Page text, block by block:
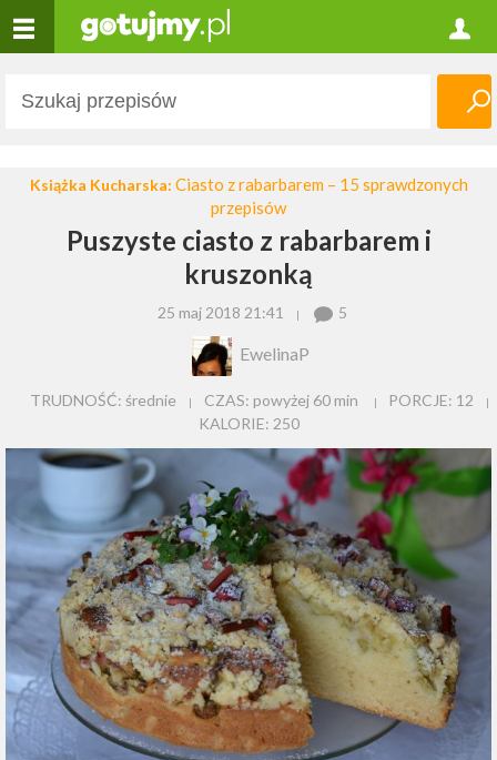
Książka Kucharska: Ciasto z rabarbarem – 15 sprawdzonych
przepisów
Puszyste ciasto z rabarbarem i
kruszonką
25 maj 2018 21:41 5
EwelinaP
TRUDNOŚĆ: średnie CZAS: powyżej 60 min PORCJE: 12
KALORIE: 250